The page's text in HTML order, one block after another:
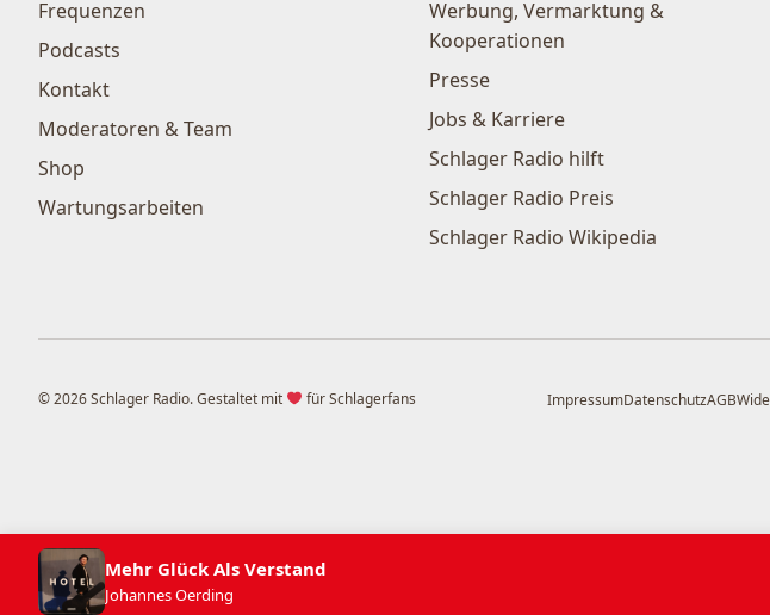
Frequenzen
Podcasts
Kontakt
Moderatoren & Team
Shop
Wartungsarbeiten
Werbung, Vermarktung &
Kooperationen
Presse
Jobs & Karriere
Schlager Radio hilft
Schlager Radio Preis
Schlager Radio Wikipedia
© 2026 Schlager Radio. Gestaltet mit für Schlagerfans ImpressumDatenschutzAGB
Mehr Glück Als Verstand
Johannes Oerding